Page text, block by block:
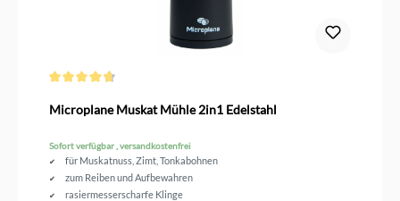
Microplane Muskat Mühle 2in1 Edelstahl
Sofort verfügbar , versandkostenfrei
für Muskatnuss, Zimt, Tonkabohnen
zum Reiben und Aufbewahren
rasiermesserscharfe Klinge